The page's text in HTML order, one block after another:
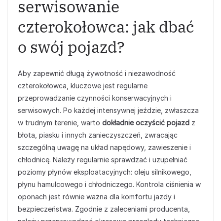
serwisowanie
czterokołowca: jak dbać
o swój pojazd?
Aby zapewnić długą żywotność i niezawodność
czterokołowca, kluczowe jest regularne
przeprowadzanie czynności konserwacyjnych i
serwisowych. Po każdej intensywnej jeździe, zwłaszcza
w trudnym terenie, warto dokładnie oczyścić pojazd z
błota, piasku i innych zanieczyszczeń, zwracając
szczególną uwagę na układ napędowy, zawieszenie i
chłodnicę. Należy regularnie sprawdzać i uzupełniać
poziomy płynów eksploatacyjnych: oleju silnikowego,
płynu hamulcowego i chłodniczego. Kontrola ciśnienia w
oponach jest równie ważna dla komfortu jazdy i
bezpieczeństwa. Zgodnie z zaleceniami producenta,